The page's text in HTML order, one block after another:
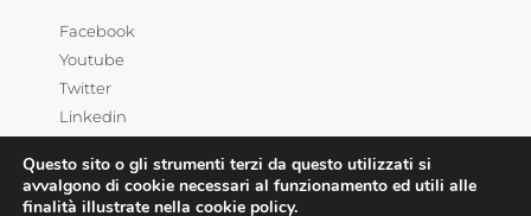
Facebook
Youtube
Twitter
Linkedin
Questo sito o gli strumenti terzi da questo utilizzati si
avvalgono di cookie necessari al funzionamento ed utili alle
finalità illustrate nella cookie policy.